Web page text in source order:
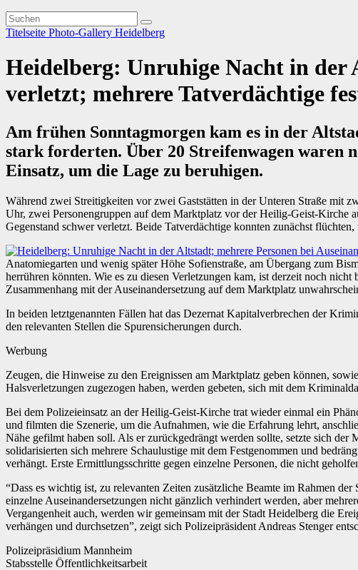
Titelseite Photo-Gallery Heidelberg
Heidelberg: Unruhige Nacht in der
verletzt; mehrere Tatverdächtige
Am frühen Sonntagmorgen kam es in der
stark forderten. Über 20 Streifenwagen waren
Einsatz, um die Lage zu beruhigen.
Während zwei Streitigkeiten vor zwei Gaststätten in der Unteren Straße mit
Uhr, zwei Personengruppen auf dem Marktplatz vor der Heilig-Geist-Kirche
Gegenstand schwer verletzt. Beide Tatverdächtige konnten zunächst
Anatomiegarten und wenig später Höhe Sofienstraße, am Übergang zum
herrühren könnten. Wie es zu diesen Verletzungen kam, ist derzeit noch
Zusammenhang mit der Auseinandersetzung auf dem Marktplatz
In beiden letztgenannten Fällen hat das Dezernat Kapitalverbrechen der
den relevanten Stellen die Spurensicherungen durch.
Werbung
Zeugen, die Hinweise zu den Ereignissen am Marktplatz geben können,
Halsverletzungen zugezogen haben, werden gebeten, sich mit dem
Bei dem Polizeieinsatz an der Heilig-Geist-Kirche trat wieder einmal ein
und filmten die Szenerie, um die Aufnahmen, wie die Erfahrung lehrt,
Nähe gefilmt haben soll. Als er zurückgedrängt werden sollte, setzte sich
solidarisierten sich mehrere Schaulustige mit dem Festgenommen und
verhängt. Erste Ermittlungsschritte gegen einzelne Personen, die nicht
“Dass es wichtig ist, zu relevanten Zeiten zusätzliche Beamte im Rahmen
einzelne Auseinandersetzungen nicht gänzlich verhindert werden, aber
Vergangenheit auch, werden wir gemeinsam mit der Stadt Heidelberg die
verhängen und durchsetzen”, zeigt sich Polizeipräsident Andreas Stenger
Polizeipräsidium Mannheim
Stabsstelle Öffentlichkeitsarbeit